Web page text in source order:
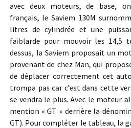
avec deux moteurs, de base,
français, le Saviem 130M
litres de cylindrée et une
faiblarde pour mouvoir les 14,5
dessus, la Saviem proposait un
provenant de chez Man, qui
de déplacer correctement cet
trompa pas car c’est dans cette
se vendra le plus. Avec le moteur
mention « GT » derrière la
GT). Pour compléter le tableau, la